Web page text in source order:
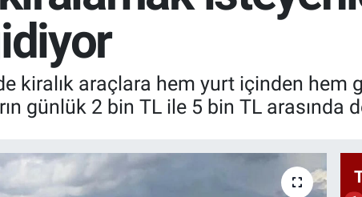
kiralık araçlara hem yurt içinden hem
günlük 2 bin TL ile 5 bin TL arasında